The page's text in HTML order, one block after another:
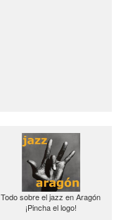
Todo sobre el jazz en Aragón
¡Pincha el logo!